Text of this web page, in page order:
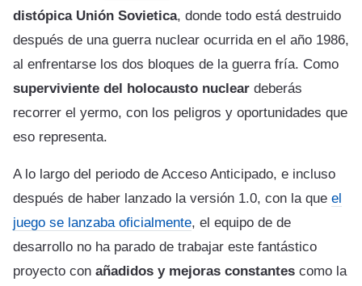
distópica Unión Sovietica, donde todo está destruido
después de una guerra nuclear ocurrida en el año 1986,
al enfrentarse los dos bloques de la guerra fría. Como
superviviente del holocausto nuclear deberás
recorrer el yermo, con los peligros y oportunidades que
eso representa.
A lo largo del periodo de Acceso Anticipado, e incluso
después de haber lanzado la versión 1.0, con la que el
juego se lanzaba oficialmente, el equipo de de
desarrollo no ha parado de trabajar este fantástico
proyecto con añadidos y mejoras constantes como la